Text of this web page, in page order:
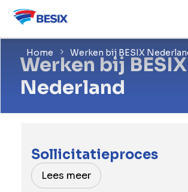
Home Werken bij BESIX
Werken bij BESIX
Nederland
Sollicitatieproces
Lees meer